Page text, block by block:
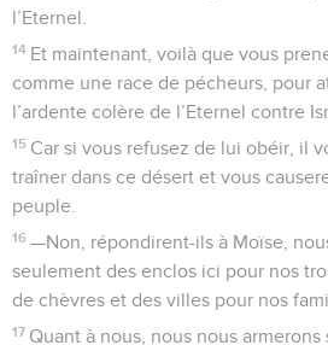
l’Eternel.
14 Et maintenant, voilà que vous
comme une race de pécheurs, pour
l’ardente colère de l’Eternel contre
15 Car si vous refusez de lui obéir, il
traîner dans ce désert et vous
peuple.
16 —Non, répondirent-ils à Moïse,
seulement des enclos ici pour nos
de chèvres et des villes pour nos
17 Quant à nous, nous nous armerons